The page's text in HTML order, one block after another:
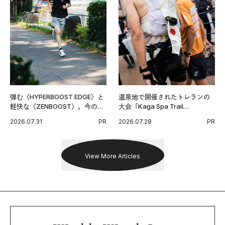
弾む〈HYPERBOOST EDGE〉と
軽快な〈ZENBOOST〉。今の時
出した新機軸。
2026.07.31 PR
温泉地で開催されたトレランの
大会「Kaga Spa Trail
戦を夢見るランナーたちの奮闘
2026.07.28 PR
View More Articles